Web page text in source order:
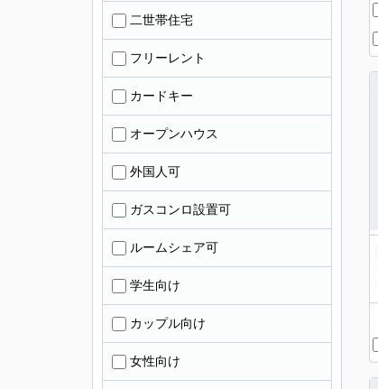
二世帯住宅
フリーレント
カードキー
オープンハウス
外国人可
ガスコンロ設置可
ルームシェア可
学生向け
カップル向け
女性向け